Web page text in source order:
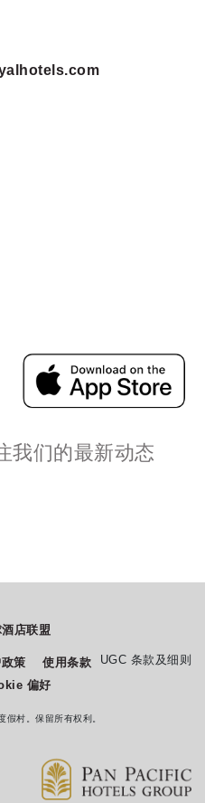
.com
我们的最新动态
店联盟
策 使用条款
UGC 条款及细则
偏好
村。保留所有权利。
很满意